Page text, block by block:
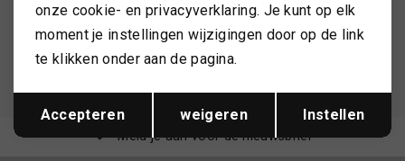
AANMELDEN
Hoe we met je data omgaan? Bekijk dit in onze
Meld je aan voor de nieuwsbrief
Terug Opslaan
onze cookie- en privacyverklaring. Je kunt op elk
moment je instellingen wijzigingen door op de link
te klikken onder aan de pagina.
Accepteren weigeren Instellen